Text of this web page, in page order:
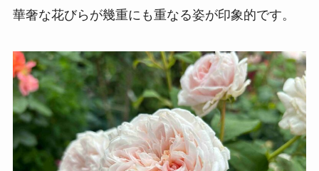
華奢な花びらが幾重にも重なる姿が印象的です。